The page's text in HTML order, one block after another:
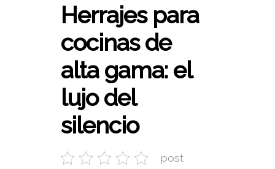
Herrajes para
cocinas de
alta gama: el
lujo del
silencio
post